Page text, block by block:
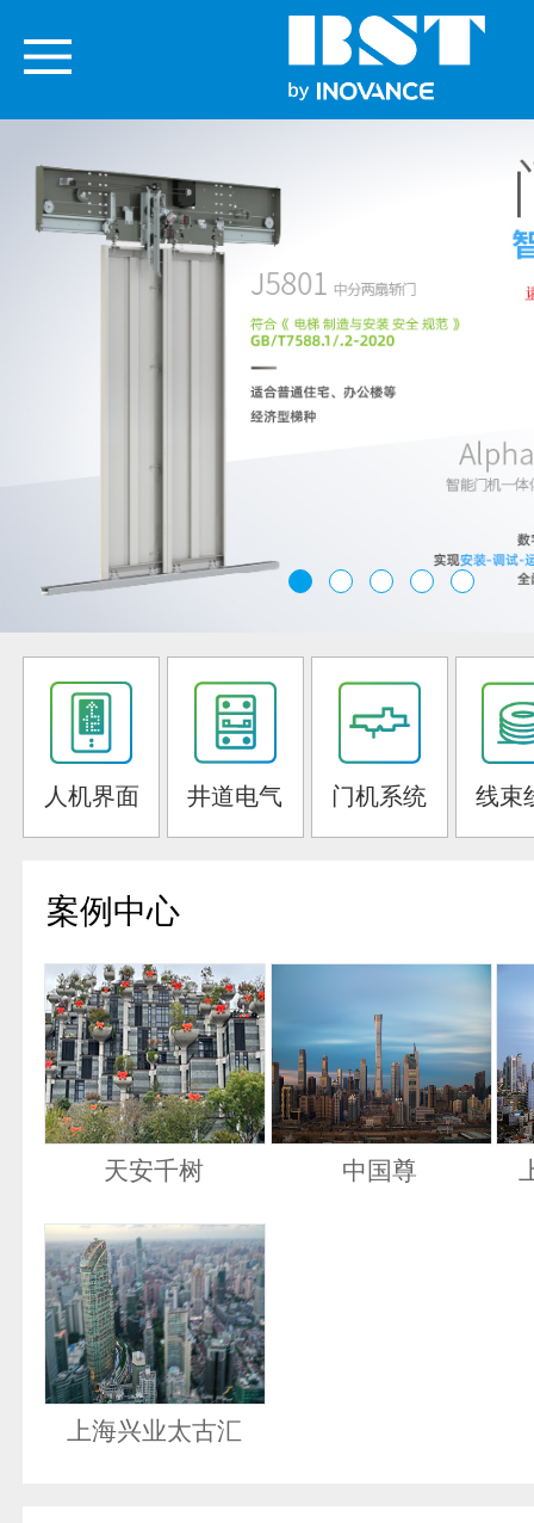
人机界面 井道电气 门机系统 线束
案例中心
天安千树 中国尊
上海兴业太古汇